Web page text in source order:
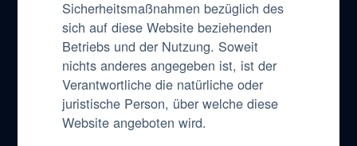
Sicherheitsmaßnahmen bezüglich des
sich auf diese Website beziehenden
Betriebs und der Nutzung. Soweit
nichts anderes angegeben ist, ist der
Verantwortliche die natürliche oder
juristische Person, über welche diese
Website angeboten wird.